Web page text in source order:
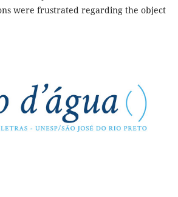
were frustrated regarding the object